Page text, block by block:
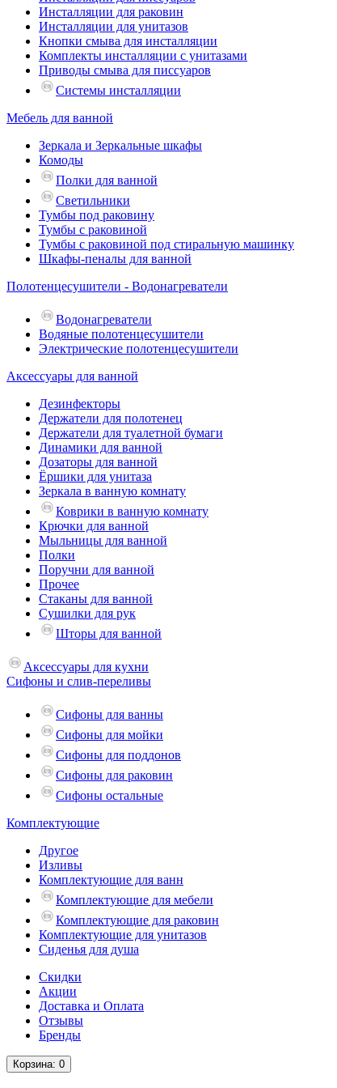
Инсталляции для раковин
Инсталляции для унитазов
Кнопки смыва для инсталляции
Комплекты инсталляции с унитазами
Приводы смыва для писсуаров
Системы инсталляции
Мебель для ванной
Зеркала и Зеркальные шкафы
Комоды
Полки для ванной
Светильники
Тумбы под раковину
Тумбы с раковиной
Тумбы с раковиной под стиральную машинку
Шкафы-пеналы для ванной
Полотенцесушители - Водонагреватели
Водонагреватели
Водяные полотенцесушители
Электрические полотенцесушители
Аксессуары для ванной
Дезинфекторы
Держатели для полотенец
Держатели для туалетной бумаги
Динамики для ванной
Дозаторы для ванной
Ёршики для унитаза
Зеркала в ванную комнату
Коврики в ванную комнату
Крючки для ванной
Мыльницы для ванной
Полки
Поручни для ванной
Прочее
Стаканы для ванной
Сушилки для рук
Шторы для ванной
Аксессуары для кухни
Сифоны и слив-переливы
Сифоны для ванны
Сифоны для мойки
Сифоны для поддонов
Сифоны для раковин
Сифоны остальные
Комплектующие
Другое
Изливы
Комплектующие для ванн
Комплектующие для мебели
Комплектующие для раковин
Комплектующие для унитазов
Сиденья для душа
Скидки
Акции
Доставка и Оплата
Отзывы
Бренды
Корзина: 0